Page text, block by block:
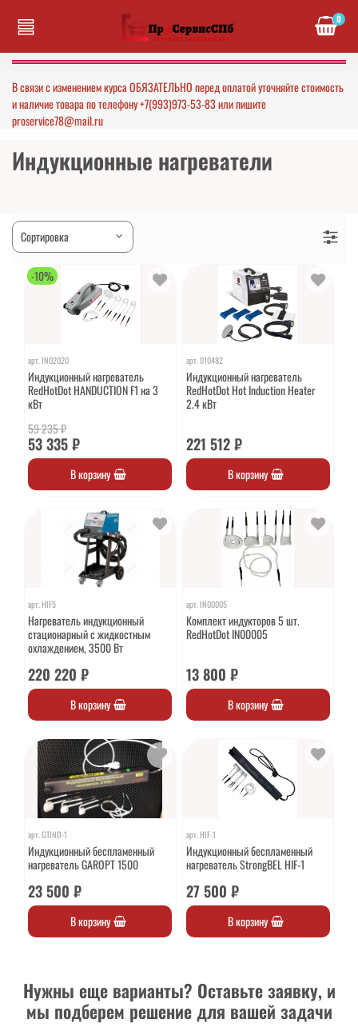
0
В связи с изменением курса ОБЯЗАТЕЛЬНО перед оплатой уточняйте стоимость
и наличие товара по телефону +7(993)973-53-83 или пишите
proservice78@mail.ru
Индукционные нагреватели
-10%
арт.IN02020
Индукционный нагреватель
RedHotDot HANDUCTION F1 на 3
кВт
59 235 ₽
53 335 ₽
В корзину
арт. 010482
Индукционный нагреватель
RedHotDot Hot Induction Heater
2.4 кВт
221 512 ₽
В корзину
арт.HIF5
Нагреватель индукционный
стационарный с жидкостным
охлаждением, 3500 Вт
220 220 ₽
В корзину
арт. IN00005
Комплект индукторов 5 шт.
RedHotDot IN00005
13 800 ₽
В корзину
арт.GTIND-1
Индукционный беспламенный
нагреватель GAROPT 1500
23 500 ₽
В корзину
арт.HIF-1
Индукционный беспламенный
нагреватель StrongBEL HIF-1
27 500 ₽
В корзину
Нужны еще варианты? Оставьте заявку, и
мы подберем решение для вашей задачи